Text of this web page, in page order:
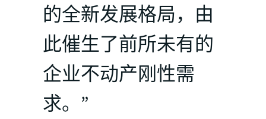
的全新发展格局，由
此催生了前所未有的
企业不动产刚性需
求。”